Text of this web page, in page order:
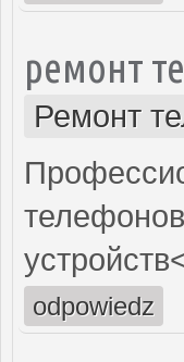
ремонт
Ремонт
odpowiedz